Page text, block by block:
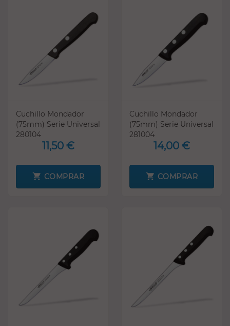
Cuchillo Mondador
(75mm) Serie Universal
280104
11,50 €
COMPRAR
Cuchillo Mondador
(75mm) Serie Universal
281004
14,00 €
COMPRAR